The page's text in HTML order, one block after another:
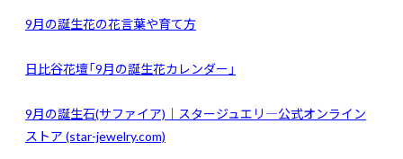
9月の誕生花の花言葉や育て方
日比谷花壇「9月の誕生花カレンダー」
9月の誕生石(サファイア)｜スタージュエリ―公式オンライン
ストア (star-jewelry.com)